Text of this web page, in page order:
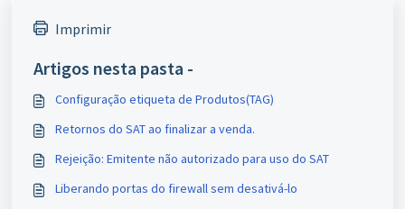
Imprimir
Artigos nesta pasta -
Configuração etiqueta de Produtos(TAG)
Retornos do SAT ao finalizar a venda.
Rejeição: Emitente não autorizado para uso do SAT
Liberando portas do firewall sem desativá-lo